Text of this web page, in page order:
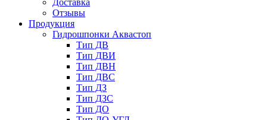
Доставка
Отзывы
Продукция
Гидрошпонки Аквастоп
Тип ДВ
Тип ДВИ
Тип ДВН
Тип ДВС
Тип ДЗ
Тип ДЗС
Тип ДО